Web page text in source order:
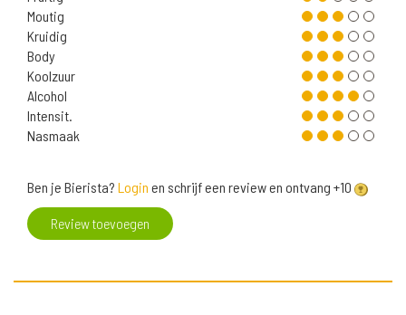
Moutig
Kruidig
Body
Koolzuur
Alcohol
Intensit.
Nasmaak
Ben je Bierista? Login en schrijf een review en ontvang +10
Review toevoegen